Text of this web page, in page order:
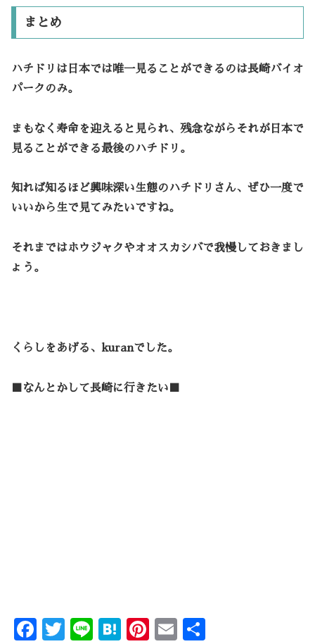
まとめ
ハチドリは日本では唯一見ることができるのは長崎バイオ
パークのみ。
まもなく寿命を迎えると見られ、残念ながらそれが日本で
見ることができる最後のハチドリ。
知れば知るほど興味深い生態のハチドリさん、ぜひ一度で
いいから生で見てみたいですね。
それまではホウジャクやオオスカシバで我慢しておきまし
ょう。
くらしをあげる、kuranでした。
■なんとかして長崎に行きたい■
F
T
Li
H
Pi
E